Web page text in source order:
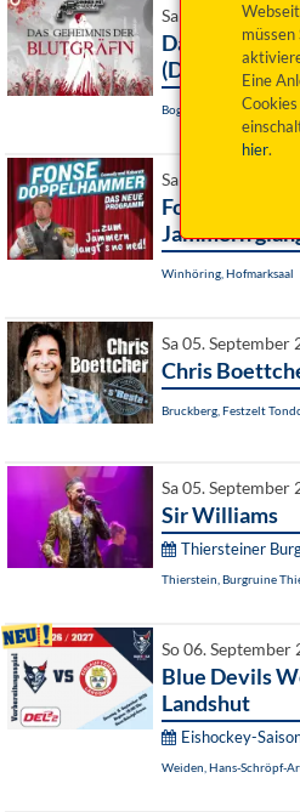
müssen
Eine
hier.
Sa 05. September
Das
(Dinner mit
Bogen / OT Degernbach,
Sa 05. September
Fonse
Jammern
Winhöring, Hofmarksaal
Sa 05.
Chris
Bruckberg, Festzelt
Sa 05.
Sir Williams
Thiersteiner
Thierstein, Burgruine
So 06.
Blue Devils
Landshut
Eishockey-
Weiden, Hans-Schröpf-